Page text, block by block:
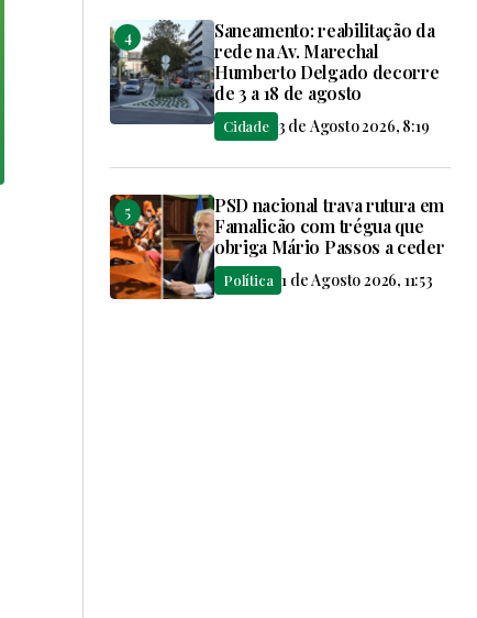
Saneamento: reabilitação da
rede na Av. Marechal
Humberto Delgado decorre
de 3 a 18 de agosto
Cidade 3 de Agosto 2026, 8:19
PSD nacional trava rutura em
Famalicão com trégua que
obriga Mário Passos a ceder
Política 1 de Agosto 2026, 11:53